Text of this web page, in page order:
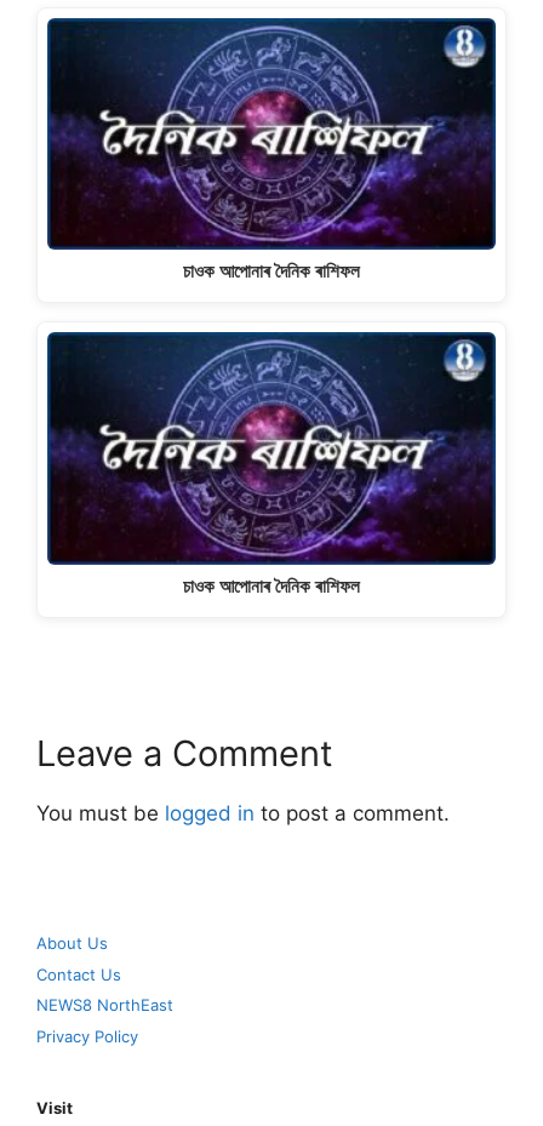
চাওক আপোনাৰ দৈনিক ৰাশিফল
চাওক আপোনাৰ দৈনিক ৰাশিফল
Leave a Comment
You must be logged in to post a comment.
About Us
Contact Us
NEWS8 NorthEast
Privacy Policy
Visit